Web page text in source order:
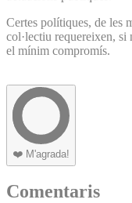
Certes polítiques, de les
col·lectiu requereixen, si
el mínim compromís.
❤️ M'agrada!
Comentaris